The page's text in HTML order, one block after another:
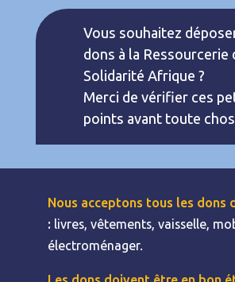
Vous souhaitez
dons à la Ressourcerie
Solidarité Afrique ?
Merci de vérifier ces
points avant toute
Nous acceptons tous les dons
: livres, vêtements, vaisselle,
électroménager.